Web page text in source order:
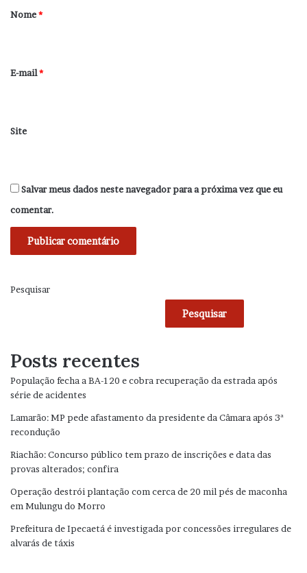
r
*
Nome*
E-mail*
Site
Salvar meus dados neste navegador para a próxima vez que eu
comentar.
Pesquisar
Pesquisar
Posts recentes
População fecha a BA-120 e cobra recuperação da estrada após
série de acidentes
Lamarão: MP pede afastamento da presidente da Câmara após 3ª
recondução
Riachão: Concurso público tem prazo de inscrições e data das
provas alterados; confira
Operação destrói plantação com cerca de 20 mil pés de maconha
em Mulungu do Morro
Prefeitura de Ipecaetá é investigada por concessões irregulares de
alvarás de táxis